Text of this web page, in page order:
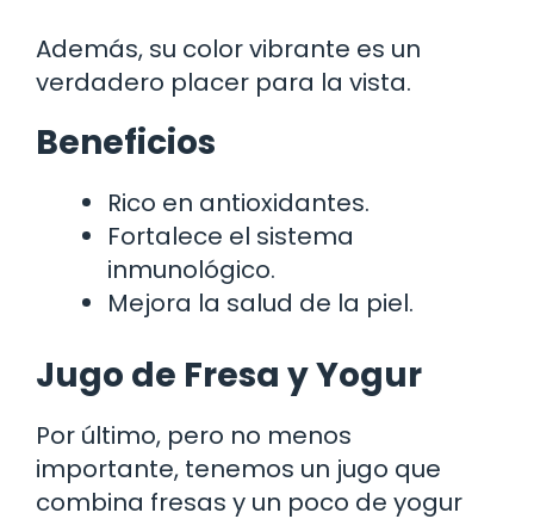
Además, su color vibrante es un
verdadero placer para la vista.
Beneficios
Rico en antioxidantes.
Fortalece el sistema
inmunológico.
Mejora la salud de la piel.
Jugo de Fresa y Yogur
Por último, pero no menos
importante, tenemos un jugo que
combina fresas y un poco de yogur